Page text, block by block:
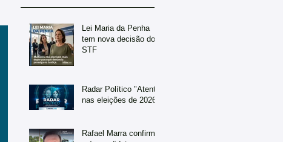
Lei Maria da Penha
tem nova decisão do
STF
Radar Político "Atento
nas eleições de 2026"
Rafael Marra confirma